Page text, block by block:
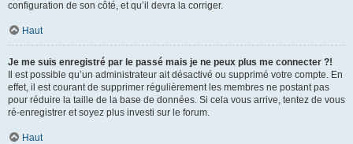
configuration de son côté, et qu’il devra la corriger.
Haut
Je me suis enregistré par le passé mais je ne peux plus me connecter ?!
Il est possible qu’un administrateur ait désactivé ou supprimé votre compte. En
effet, il est courant de supprimer régulièrement les membres ne postant pas
pour réduire la taille de la base de données. Si cela vous arrive, tentez de vous
ré-enregistrer et soyez plus investi sur le forum.
Haut